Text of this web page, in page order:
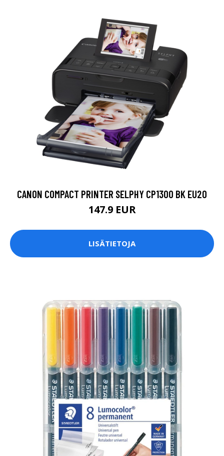
CANON COMPACT PRINTER SELPHY CP1300 BK EU20
147.9 EUR
LISÄTIETOJA